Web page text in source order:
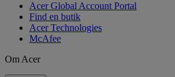
Acer Global Account Portal
Find en butik
Acer Technologies
McAfee
Om Acer